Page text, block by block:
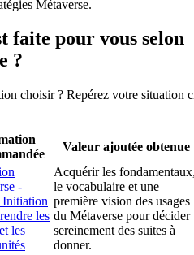
Métaverse.
faite pour vous selon
?
choisir ? Repérez votre situation
Valeur ajoutée obtenue
-
les
les
Acquérir les
le vocabulaire et une
première vision des usages
du Métaverse pour décider
sereinement des suites à
donner.